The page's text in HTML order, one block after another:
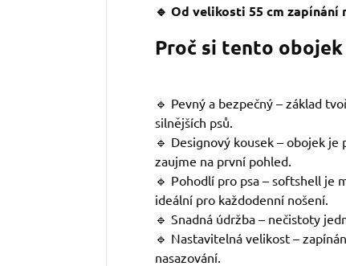
🔹 Od velikosti 55 cm
Proč si tento
🔹 Pevný a bezpečný – základ
silnějších psů.
🔹 Designový kousek – obojek
zaujme na první pohled.
🔹 Pohodlí pro psa – softshell je
ideální pro každodenní nošení.
🔹 Snadná údržba – nečistoty
🔹 Nastavitelná velikost –
nasazování.